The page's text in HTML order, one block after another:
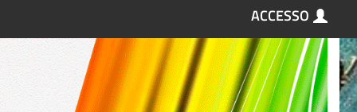
ACCESSO